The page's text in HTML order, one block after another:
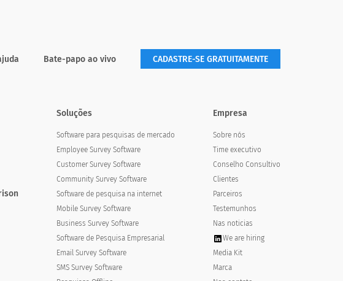
fins lucrativos
Bate-papo ao vivo CADASTRE-SE GRATUITAMENTE
Soluções
Software para pesquisas de mercado
Employee Survey Software
Customer Survey Software
Community Survey Software
Software de pesquisa na internet
Mobile Survey Software
Business Survey Software
Software de Pesquisa Empresarial
Email Survey Software
SMS Survey Software
Empresa
Sobre nós
Time executivo
Conselho Consultivo
Clientes
Parceiros
Testemunhos
Nas noticias
We are hiring
Media Kit
Marca